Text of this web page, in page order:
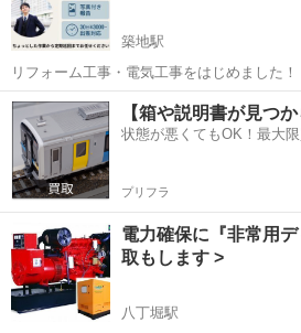
築地駅
リフォーム工事・電気工事をはじめました！
ハウスクリーニングや電気工事も承ってお
門家にお願いしたい」「面倒で誰かにお願
誠実に対応しております。 ...
東京 江東区 築地駅 電気工事
【箱や説明書が見つ
状態が悪くてもOK！最大
プリフラ
電力確保に『非常用ディ
取もします >
八丁堀駅